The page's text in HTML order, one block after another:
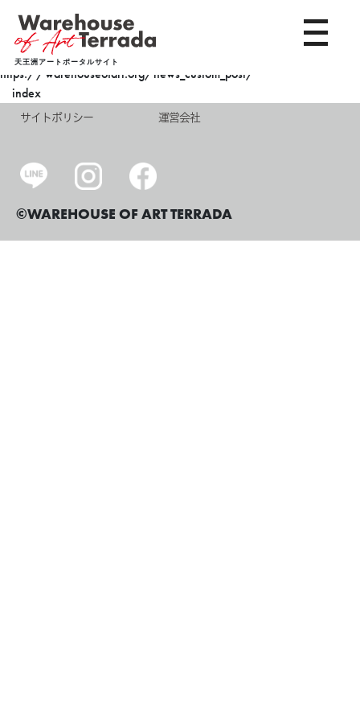
天王洲アートポータルサイト
toggle
https://warehouseofart.org/news_custom_post/
index
サイトポリシー 運営会社
©WAREHOUSE OF ART TERRADA